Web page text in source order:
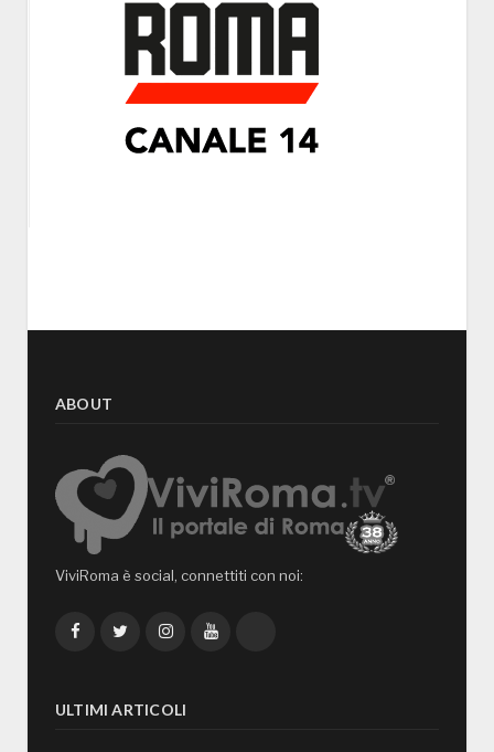
ABOUT
ViviRoma è social, connettiti con noi:
FacebookTwitterInstagramYouTube
ULTIMI ARTICOLI